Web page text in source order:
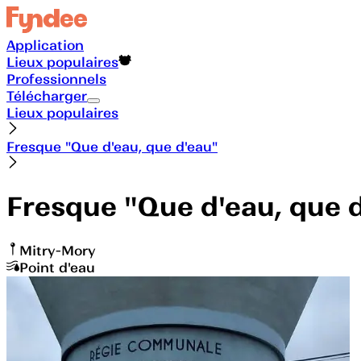
Application
Lieux populaires
Professionnels
Télécharger
Lieux populaires
Fresque "Que d'eau, que d'eau"
Fresque "Que d'eau, que
Mitry-Mory
Point d'eau